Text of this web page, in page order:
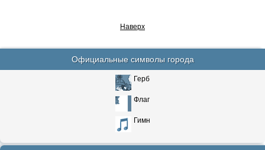
Наверх
Официальные символы города
Герб
Флаг
Гимн